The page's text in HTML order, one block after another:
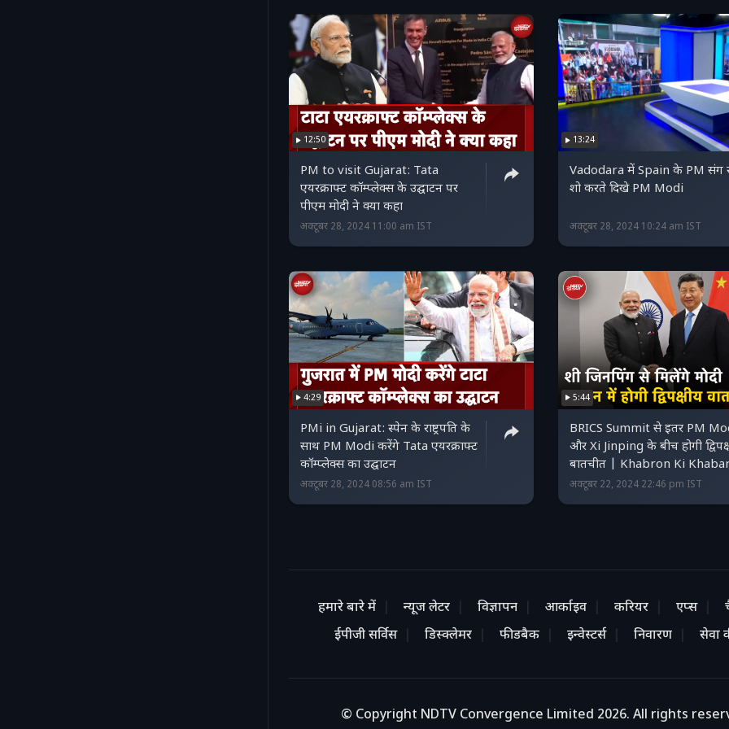
12:50
PM to visit Gujarat: Tata
एयरक्राफ्ट कॉम्प्लेक्स के उद्घाटन पर
पीएम मोदी ने क्या कहा
अक्टूबर 28, 2024 11:00 am IST
13:24
Vadodara में Spain के PM संग
शो करते दिखे PM Modi
अक्टूबर 28, 2024 10:24 am IST
4:29
PMi in Gujarat: स्पेन के राष्ट्रपति के
साथ PM Modi करेंगे Tata एयरक्राफ्ट
कॉम्प्लेक्स का उद्घाटन
अक्टूबर 28, 2024 08:56 am IST
5:44
BRICS Summit से इतर PM
और Xi Jinping के बीच होगी
बातचीत | Khabron Ki
अक्टूबर 22, 2024 22:46 pm IST
हमारे बारे में न्यूज लेटर विज्ञापन आर्काइव करियर एप्स
ईपीजी सर्विस
डिस्क्लेमर फीडबैक इन्वेस्टर्स निवारण सेवा
© Copyright NDTV Convergence Limited 2026. All rights